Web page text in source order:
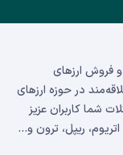
96 با هدف خرید و فروش ارزهای
در حوزه ارزهای
شما کاربران عزیز
ریپل، ترون و...